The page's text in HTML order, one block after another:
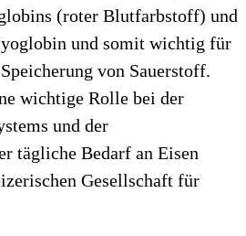
(roter Blutfarbstoff) und
und somit wichtig für
von Sauerstoff.
wichtige Rolle bei der
und der
tägliche Bedarf an Eisen
Gesellschaft für